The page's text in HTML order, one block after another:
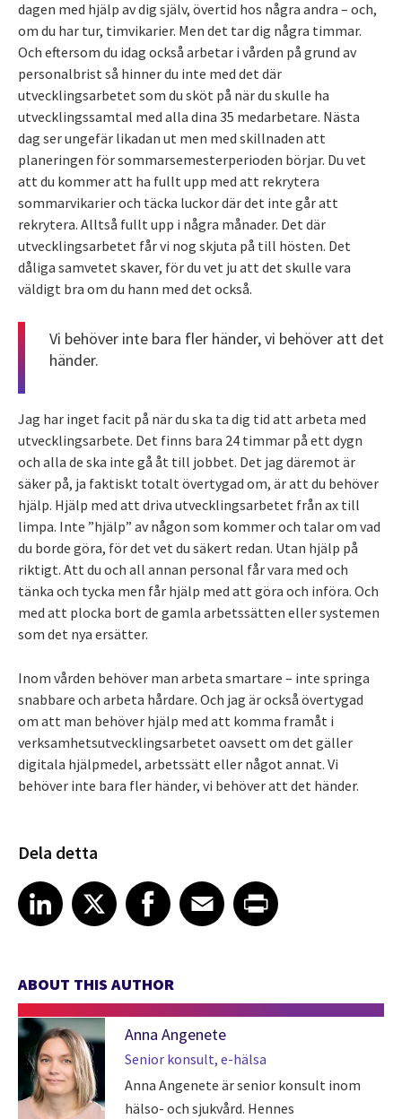
dagen med hjälp av dig själv, övertid hos några andra – och,
om du har tur, timvikarier. Men det tar dig några timmar.
Och eftersom du idag också arbetar i vården på grund av
personalbrist så hinner du inte med det där
utvecklingsarbetet som du sköt på när du skulle ha
utvecklingssamtal med alla dina 35 medarbetare. Nästa
dag ser ungefär likadan ut men med skillnaden att
planeringen för sommarsemesterperioden börjar. Du vet
att du kommer att ha fullt upp med att rekrytera
sommarvikarier och täcka luckor där det inte går att
rekrytera. Alltså fullt upp i några månader. Det där
utvecklingsarbetet får vi nog skjuta på till hösten. Det
dåliga samvetet skaver, för du vet ju att det skulle vara
väldigt bra om du hann med det också.
Vi behöver inte bara fler händer, vi behöver att det
händer.
Jag har inget facit på när du ska ta dig tid att arbeta med
utvecklingsarbete. Det finns bara 24 timmar på ett dygn
och alla de ska inte gå åt till jobbet. Det jag däremot är
säker på, ja faktiskt totalt övertygad om, är att du behöver
hjälp. Hjälp med att driva utvecklingsarbetet från ax till
limpa. Inte ”hjälp” av någon som kommer och talar om vad
du borde göra, för det vet du säkert redan. Utan hjälp på
riktigt. Att du och all annan personal får vara med och
tänka och tycka men får hjälp med att göra och införa. Och
med att plocka bort de gamla arbetssätten eller systemen
som det nya ersätter.
Inom vården behöver man arbeta smartare – inte springa
snabbare och arbeta hårdare. Och jag är också övertygad
om att man behöver hjälp med att komma framåt i
verksamhetsutvecklingsarbetet oavsett om det gäller
digitala hjälpmedel, arbetssätt eller något annat. Vi
behöver inte bara fler händer, vi behöver att det händer.
Dela detta
Share article on LinkedIn
LinkedIn
Share article on XShare article on Facebook
Facebook
Share article on Email
EmailShare article on Print
ABOUT THIS AUTHOR
Anna Angenete
Senior konsult, e-hälsa
Anna Angenete är senior konsult inom
hälso- och sjukvård. Hennes